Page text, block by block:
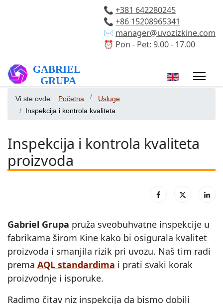
📞 +381 642280245
📞 +86 15208965341
✉️ manager@uvozizkine.com
⏰ Pon - Pet: 9.00 - 17.00
Izaberite vaš
Vi ste ovde: Početna
Usluge
Inspekcija i kontrola kvaliteta
Inspekcija i kontrola kvaliteta
proizvoda
Gabriel Grupa pruža sveobuhvatne inspekcije u
fabrikama širom Kine kako bi osigurala kvalitet
proizvoda i smanjila rizik pri uvozu. Naš tim radi
prema AQL standardima i prati svaki korak
proizvodnje i isporuke.
Radimo čitav niz inspekcija da bismo dobili